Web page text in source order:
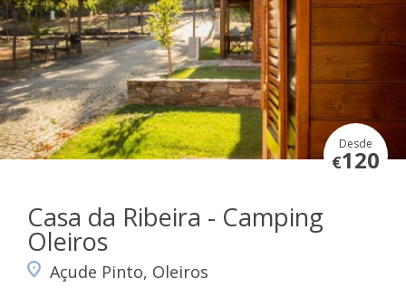
Desde
€120
Casa da Ribeira - Camping
Oleiros
Açude Pinto, Oleiros